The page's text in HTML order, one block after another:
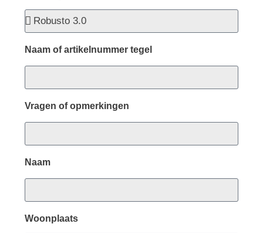
Naam of artikelnummer tegel
Vragen of opmerkingen
Naam
Woonplaats